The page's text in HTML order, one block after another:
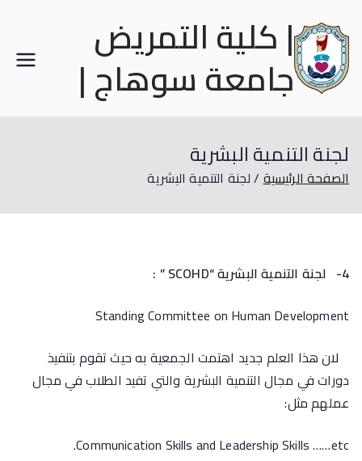
| كلية التمريض
جامعة سوهاج |
لجنة التنمية البشرية
الصفحة الرئيسية لجنة التنمية البشرية
4- لجنة التنمية البشرية “SCOHD
” :
Standing Committee on Human Development
لان هذا العلم جديد اهتمت الجمعية به حيث تقوم بتنفيذ
دورات في مجال التنمية البشرية والتي تفيد الطلاب في مجال
عملهم مثل:
Communication Skills and Leadership Skills ……etc.